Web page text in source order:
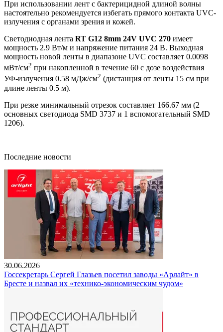
При использовании лент с бактерицидной длиной волны
настоятельно рекомендуется избегать прямого контакта UVC-
излучения с органами зрения и кожей.
Светодиодная лента RT G12 8mm 24V UVC 270 имеет
мощность 2.9 Вт/м и напряжение питания 24 В. Выходная
мощность новой ленты в диапазоне UVC составляет 0.0098
мВт/см2 при накопленной в течение 60 с дозе воздействия
УФ-излучения 0.58 мДж/см2 (дистанция от ленты 15 см при
длине ленты 0.5 м).
При резке минимальный отрезок составляет 166.67 мм (2
основных светодиода SMD 3737 и 1 вспомогательный SMD
1206).
Последние новости
30.06.2026
Госсекретарь Сергей Глазьев посетил заводы «Арлайт» в
Бресте и назвал их «технико-экономическим чудом»